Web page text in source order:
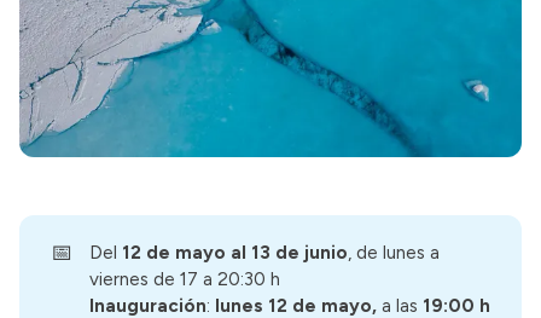
📅 Del 12 de mayo al 13 de junio , de lunes a
viernes de 17 a 20:30 h
Inauguración: lunes 12 de mayo, a las 19:00 h